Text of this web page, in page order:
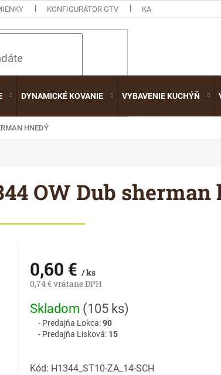
KONFIGURÁTOR GTV KATALÓGY
DYNAMICKÉ KOVANIE VYBAVENIE KUCHÝŇ
HNEDÝ
OW Dub
0,60 € / ks
0,74 € vrátane DPH
Jednotková
cena:
Skladom (105 ks)
Predajňa Lokca:90
Predajňa Lisková: 15
Kód: H1344_ST10-ZA_14-SCH